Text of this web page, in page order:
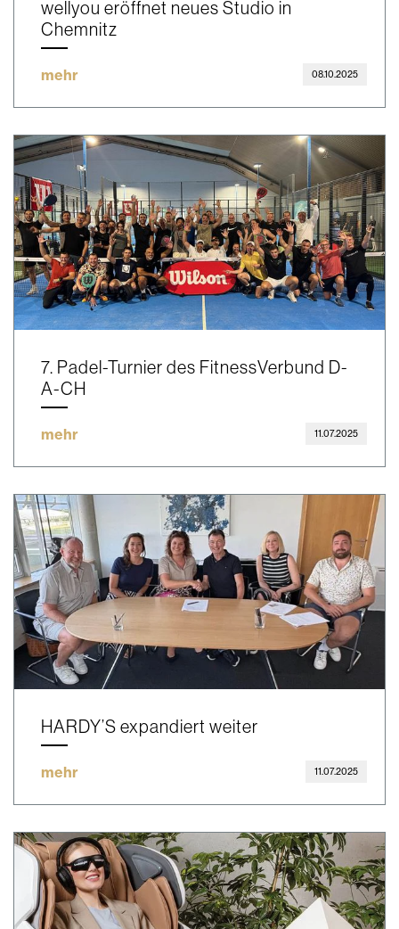
wellyou eröffnet neues Studio in
Chemnitz
mehr 08.10.2025
7. Padel-Turnier des FitnessVerbund D-
A-CH
mehr 11.07.2025
HARDY’S expandiert weiter
mehr 11.07.2025